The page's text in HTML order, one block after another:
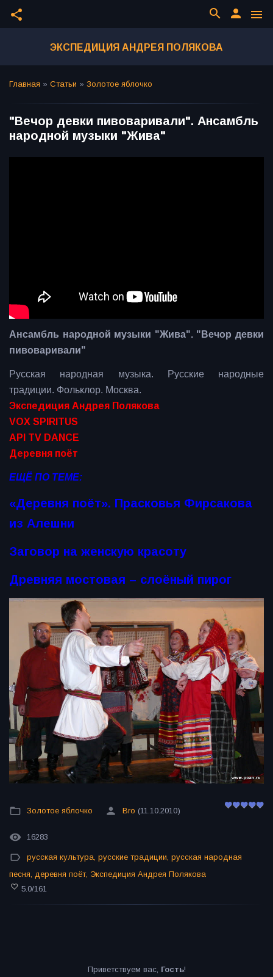
share menu
person
search
ЭКСПЕДИЦИЯ АНДРЕЯ ПОЛЯКОВА
Главная » Статьи » Золотое яблочко
"Вечор девки пивоваривали". Ансамбль
народной музыки "Жива"
Ансамбль народной музыки "Жива". "Вечор девки
пивоваривали"
Русская народная музыка. Русские народные
традиции. Фольклор. Москва.
Экспедиция Андрея Полякова
VOX SPIRITUS
API TV DANCE
Деревня поёт
ЕЩЁ ПО ТЕМЕ:
«Деревня поёт». Прасковья Фирсакова
из Алешни
Заговор на женскую красоту
Древняя мостовая – слоёный пирог
Золотое яблочко Bro (11.10.2010)
16283
русская культура, русские традиции, русская народная
песня, деревня поёт, Экспедиция Андрея Полякова
5.0/161
Приветствуем вас, Гость!